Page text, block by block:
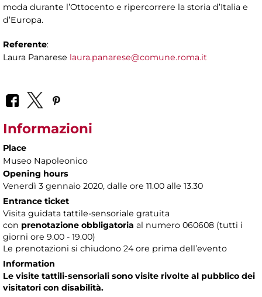
moda durante l’Ottocento e ripercorrere la storia d’Italia e
d’Europa.
Referente:
Laura Panarese laura.panarese@comune.roma.it
Informazioni
Place
Museo Napoleonico
Opening hours
Venerdì 3 gennaio 2020, dalle ore 11.00 alle 13.30
Entrance ticket
Visita guidata tattile-sensoriale gratuita
con prenotazione obbligatoria al numero 060608 (tutti i
giorni ore 9.00 - 19.00)
Le prenotazioni si chiudono 24 ore prima dell’evento
Information
Le visite tattili-sensoriali sono visite rivolte al pubblico dei
visitatori con disabilità.